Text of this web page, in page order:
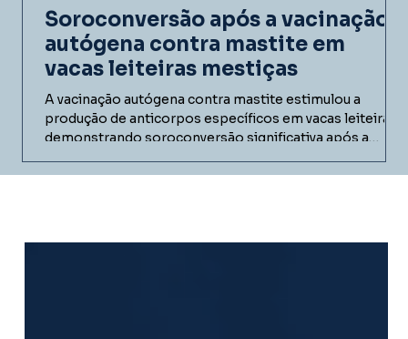
Soroconversão após a vacinação
autógena contra mastite em
vacas leiteiras mestiças
A vacinação autógena contra mastite estimulou a
produção de anticorpos específicos em vacas leiteiras,
demonstrando soroconversão significativa após a
em fazenda comercial e entenda como vacinas